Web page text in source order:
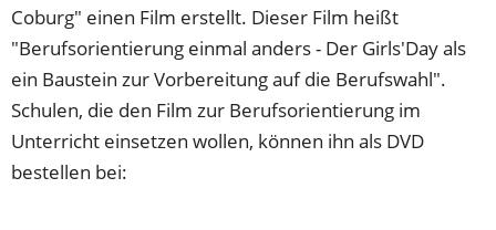
Coburg" einen Film erstellt. Dieser Film heißt
"Berufsorientierung einmal anders - Der Girls'Day als
ein Baustein zur Vorbereitung auf die Berufswahl".
Schulen, die den Film zur Berufsorientierung im
Unterricht einsetzen wollen, können ihn als DVD
bestellen bei: